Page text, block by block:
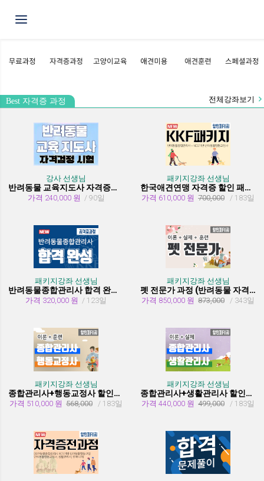
Toggle navigation
Best 자격증 과정 전체강좌보기
강사 선생님
반려동물 교육지도사 자격증과정
가격 240,000 원 / 90일
패키지강좌 선생님
한국애견연맹 자격증 할인 패키지 과정 (종합관리사 + 행동교정사)
가격 610,000 원 700,000 / 183일
패키지강좌 선생님
반려동물종합관리사 합격 완성 패키지
가격 320,000 원 / 123일
패키지강좌 선생님
펫 전문가 과정 (반려동물 자격증 취득과정)
가격 850,000 원 873,000 / 343일
패키지강좌 선생님
종합관리사+행동교정사 할인패키지과정
가격 510,000 원 568,000 / 183일
패키지강좌 선생님
종합관리사+생활관리사 할인패키지과정
가격 440,000 원 499,000 / 183일